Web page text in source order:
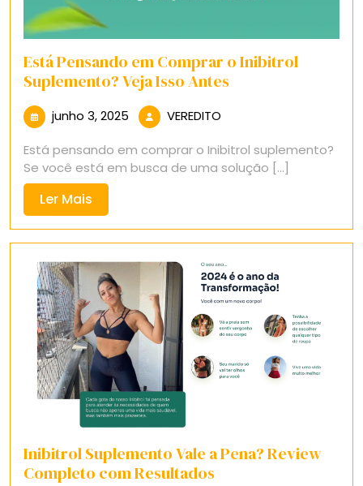
Está Pensando em Comprar o Inibitrol
Suplemento? Veja Isso Antes
junho 3, 2025 junho
2025
VEREDITO
Está pensando em comprar o Inibitrol suplemento?
Se você está em busca de uma solução [...]
Ler Mais
Mais
Inibitrol Suplemento Vale a Pena? Review
Completo com Resultados